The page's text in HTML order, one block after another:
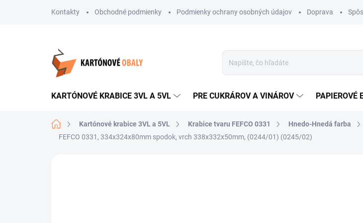
Kontakty Obchodné podmienky Podmienky ochrany osobných údajov Doprava
KARTÓNOVÉ KRABICE 3VL A 5VL PRE CUKRÁROV A VINÁROV PAPIEROVÉ
DomovKartónové krabice 3VL a 5VL Krabice tvaru FEFCO 0331 Hnedo-Hnedá farba
FEFCO 0331, 334x324x80mm spodok, vrch 338x332x50mm, (0244/01) (0245/02)